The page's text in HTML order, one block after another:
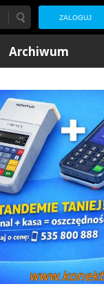
ZALOGUJ
Archiwum